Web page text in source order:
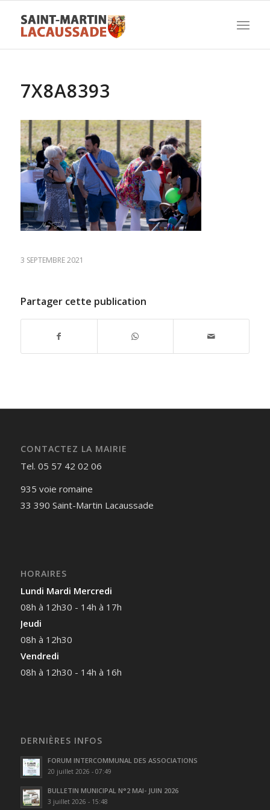
7X8A8393
3 SEPTEMBRE 2021
Partager cette publication
CONTACTEZ LA MAIRIE
Tel. 05 57 42 02 06
935 voie romaine
33 390 Saint-Martin Lacaussade
HORAIRES
Lundi Mardi Mercredi
08h à 12h30 - 14h à 17h
Jeudi
08h à 12h30
Vendredi
08h à 12h30 - 14h à 16h
DERNIÈRES INFOS
FORUM INTERCOMMUNAL DES ASSOCIATIONS
20 juillet 2026 - 07:49
BULLETIN MUNICIPAL N°2 MAI- JUIN 2026
3 juillet 2026 - 15:48